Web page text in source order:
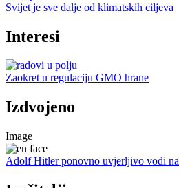
Svijet je sve dalje od klimatskih ciljeva
Interesi
Zaokret u regulaciju GMO hrane
Izdvojeno
Image
Adolf Hitler ponovno uvjerljivo vodi